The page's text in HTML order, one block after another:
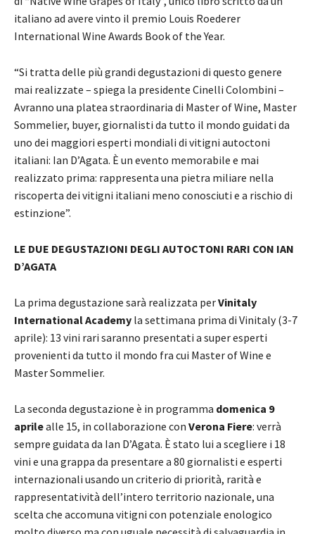
italiano ad avere vinto il premio Louis Roederer
International Wine Awards Book of the Year.
“Si tratta delle più grandi degustazioni di questo genere
mai realizzate – spiega la presidente Cinelli Colombini –
Avranno una platea straordinaria di Master of Wine, Master
Sommelier, buyer, giornalisti da tutto il mondo guidati da
uno dei maggiori esperti mondiali di vitigni autoctoni
italiani: Ian D’Agata. È un evento memorabile e mai
realizzato prima: rappresenta una pietra miliare nella
riscoperta dei vitigni italiani meno conosciuti e a rischio di
estinzione”.
LE DUE DEGUSTAZIONI DEGLI AUTOCTONI RARI CON IAN
D’AGATA
La prima degustazione sarà realizzata perVinitaly
International Academy la settimana prima di Vinitaly (3-7
aprile): 13 vini rari saranno presentati a super esperti
provenienti da tutto il mondo fra cui Master of Wine e
Master Sommelier.
La seconda degustazione è in programma domenica 9
aprilealle 15, in collaborazione con Verona Fiere: verrà
sempre guidata da Ian D’Agata. È stato lui a scegliere i 18
vini e una grappa da presentare a 80 giornalisti e esperti
internazionali usando un criterio di priorità, rarità e
rappresentatività dell’intero territorio nazionale, una
scelta che accomuna vitigni con potenziale enologico